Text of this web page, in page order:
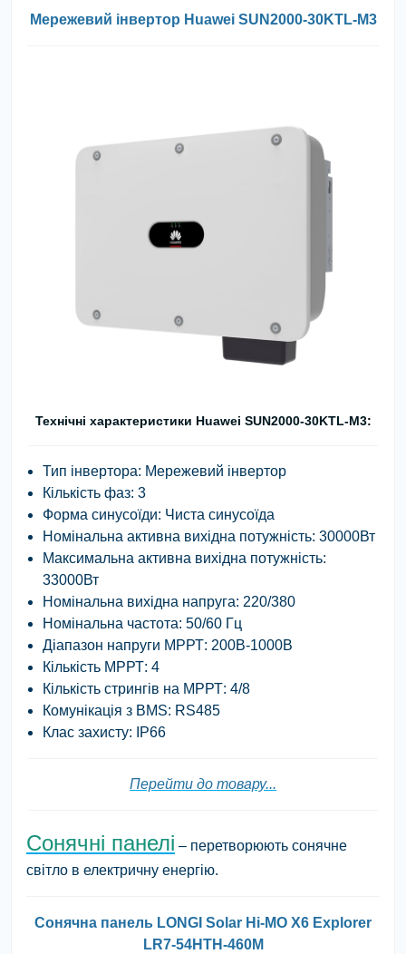
Мережевий інвертор Huawei SUN2000-30KTL-M3
Технічні характеристики Huawei SUN2000-30KTL-M3:
Тип інвертора: Мережевий інвертор
Кількість фаз: 3
Форма синусоїди: Чиста синусоїда
Номінальна активна вихідна потужність: 30000Вт
Максимальна активна вихідна потужність:
33000Вт
Номінальна вихідна напруга: 220/380
Номінальна частота: 50/60 Гц
Діапазон напруги МРРТ: 200В-1000В
Кількість МРРТ: 4
Кількість стрингів на МРРТ: 4/8
Комунікація з BMS: RS485
Клас захисту: ІР66
Перейти до товару...
Сонячні панелі – перетворюють сонячне
світло в електричну енергію.
Сонячна панель LONGI Solar Hi-MO X6 Explorer
LR7-54HTH-460M